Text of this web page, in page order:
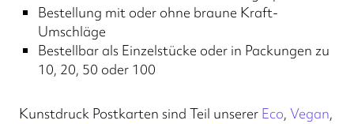
Bestellung mit oder ohne braune Kraft-
Umschläge
Bestellbar als Einzelstücke oder in Packungen zu
10, 20, 50 oder 100
Kunstdruck Postkarten sind Teil unserer Eco, Vegan,